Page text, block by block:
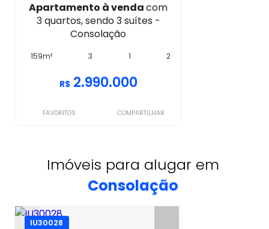
Apartamento à vendacom
3 quartos, sendo 3 suítes -
Consolação
159m² 3 1 2
R$ 2.990.000
FAVORITOS COMPARTILHAR
Imóveis para alugar em
Consolação
IU30028